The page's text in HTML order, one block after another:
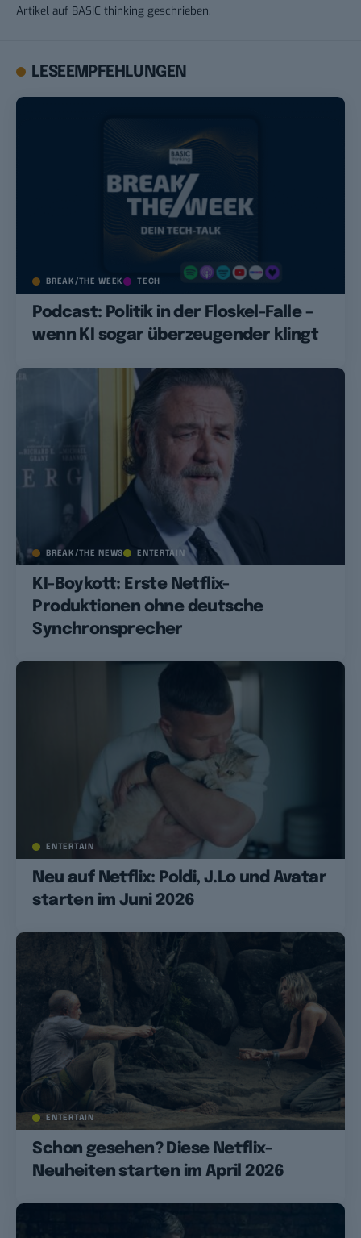
Artikel auf BASIC thinking geschrieben.
LESEEMPFEHLUNGEN
BREAK/THE WEEK TECH
Podcast: Politik in der Floskel-Falle –
wenn KI sogar überzeugender klingt
BREAK/THE NEWS ENTERTAIN
KI-Boykott: Erste Netflix-
Produktionen ohne deutsche
Synchronsprecher
ENTERTAIN
Neu auf Netflix: Poldi, J.Lo und Avatar
starten im Juni 2026
ENTERTAIN
Schon gesehen? Diese Netflix-
Neuheiten starten im April 2026